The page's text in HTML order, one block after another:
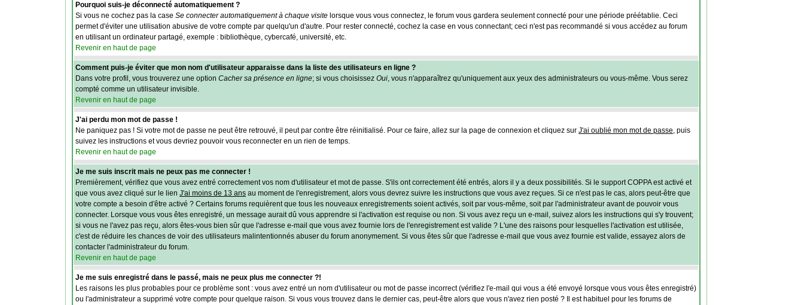
Pourquoi suis-je déconnecté automatiquement ?
Si vous ne cochez pas la case Se connecter automatiquement à chaque visite lorsque vous vous connectez, le forum vous gardera seulement connecté pour une période préétablie. Ceci
permet d'éviter une utilisation abusive de votre compte par quelqu'un d'autre. Pour rester connecté, cochez la case en vous connectant; ceci n'est pas recommandé si vous accédez au forum
en utilisant un ordinateur partagé, exemple : bibliothèque, cybercafé, université, etc.
Revenir en haut de page
Comment puis-je éviter que mon nom d'utilisateur apparaisse dans la liste des utilisateurs en ligne ?
Dans votre profil, vous trouverez une option Cacher sa présence en ligne; si vous choisissez Oui, vous n'apparaîtrez qu'uniquement aux yeux des administrateurs ou vous-même. Vous serez
compté comme un utilisateur invisible.
Revenir en haut de page
J'ai perdu mon mot de passe !
Ne paniquez pas ! Si votre mot de passe ne peut être retrouvé, il peut par contre être réinitialisé. Pour ce faire, allez sur la page de connexion et cliquez sur J'ai oublié mon mot de passe, puis
suivez les instructions et vous devriez pouvoir vous reconnecter en un rien de temps.
Revenir en haut de page
Je me suis inscrit mais ne peux pas me connecter !
Premièrement, vérifiez que vous avez entré correctement vos nom d'utilisateur et mot de passe. S'ils ont correctement été entrés, alors il y a deux possibilités. Si le support COPPA est activé et
que vous avez cliqué sur le lien J'ai moins de 13 ans au moment de l'enregistrement, alors vous devrez suivre les instructions que vous avez reçues. Si ce n'est pas le cas, alors peut-être que
votre compte a besoin d'être activé ? Certains forums requièrent que tous les nouveaux enregistrements soient activés, soit par vous-même, soit par l'administrateur avant de pouvoir vous
connecter. Lorsque vous vous êtes enregistré, un message aurait dû vous apprendre si l'activation est requise ou non. Si vous avez reçu un e-mail, suivez alors les instructions qui s'y trouvent;
si vous ne l'avez pas reçu, alors êtes-vous bien sûr que l'adresse e-mail que vous avez fournie lors de l'enregistrement est valide ? L'une des raisons pour lesquelles l'activation est utilisée,
c'est de réduire les chances de voir des utilisateurs malintentionnés abuser du forum anonymement. Si vous êtes sûr que l'adresse e-mail que vous avez fournie est valide, essayez alors de
contacter l'administrateur du forum.
Revenir en haut de page
Je me suis enregistré dans le passé, mais ne peux plus me connecter ?!
Les raisons les plus probables pour ce problème sont : vous avez entré un nom d'utilisateur ou mot de passe incorrect (vérifiez l'e-mail qui vous a été envoyé lorsque vous vous êtes enregistré)
ou l'administrateur a supprimé votre compte pour quelque raison. Si vous vous trouvez dans le dernier cas, peut-être alors que vous n'avez rien posté ? Il est habituel pour les forums de